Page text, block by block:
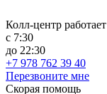
Колл-центр работает
с 7:30
до 22:30
+7 978 762 39 40
Перезвоните мне
Скорая помощь